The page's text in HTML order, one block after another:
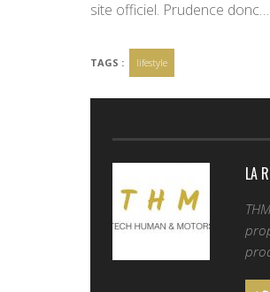
site officiel. Prudence donc…
TAGS : lifestyle
LA